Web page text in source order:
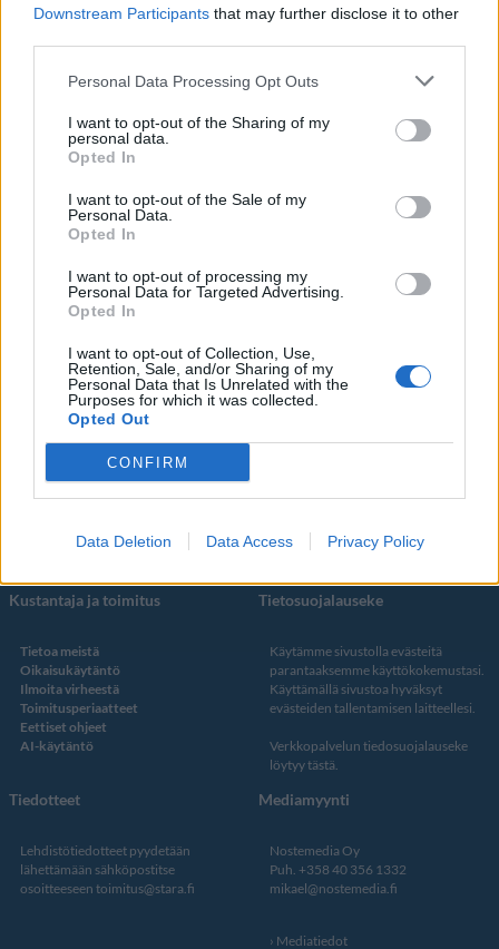
Downstream Participants that may further disclose it to other
Personal Data Processing Opt Outs
I want to opt-out of the Sharing of my
personal data.
Opted In
I want to opt-out of the Sale of my
Personal Data.
Opted In
I want to opt-out of processing my
Personal Data for Targeted Advertising.
Opted In
I want to opt-out of Collection, Use,
Retention, Sale, and/or Sharing of my
Personal Data that Is Unrelated with the
Purposes for which it was collected.
Opted Out
CONFIRM
Data Deletion Data Access Privacy Policy
Info
Tietosuojalauseke
Mediatiedot
RSS-ohje
Yhteistyössä
Jocka
Päivän Lehti
Lifestyle
Koti & Asuminen
Viihde
StaraTV
Autot
Elokuvat
Some
YouTube
Instagram
Twitter
Kustantaja ja toimitus
Tietoa meistä
Oikaisukäytäntö
Ilmoita virheestä
Toimitusperiaatteet
Eettiset ohjeet
AI-käytäntö
Tietosuojalauseke
Käytämme sivustolla evästeitä
parantaaksemme käyttökokemustasi.
Käyttämällä sivustoa hyväksyt
evästeiden tallentamisen laitteellesi.
Verkkopalvelun tiedosuojalauseke
löytyy tästä
Tiedotteet
Lehdistötiedotteet pyydetään
lähettämään sähköpostitse
osoitteeseen toimitus@stara.fi
Mediamyynti
Nostemedia Oy
Puh. +358 40 356 1332
mikael@nostemedia.fi
Mediatiedot